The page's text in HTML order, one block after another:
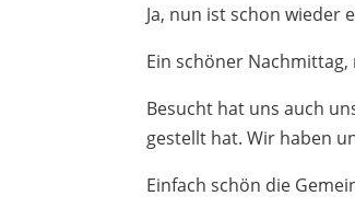
Ja, nun ist schon wieder
Ein schöner
Besucht hat uns auch
gestellt hat. Wir haben
Einfach schön die